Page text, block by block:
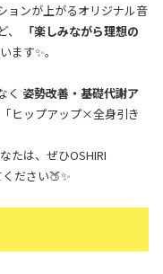
ョンが上がるオリジナル音
「楽しみながら理想の
ます✨。
く 姿勢改善・基礎代謝ア
ヒップアップ×全身引き
たは、ぜひOSHIRI
ださい🍑✨